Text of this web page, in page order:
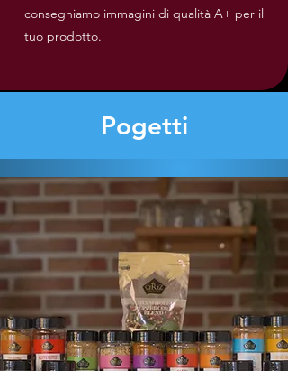
consegniamo immagini di qualità A+ per il
tuo prodotto.
Pogetti